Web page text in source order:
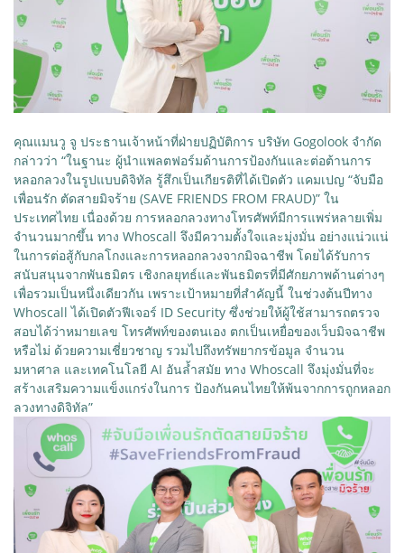
คุณแมนวู จู ประธานเจ้าหน้าที่ฝ่ายปฏิบัติการ บริษัท Gogolook จำกัด
กล่าวว่า “ในฐานะ ผู้นำแพลตฟอร์มด้านการป้องกันและต่อต้านการ
หลอกลวงในรูปแบบดิจิทัล รู้สึกเป็นเกียรติที่ได้เปิดตัว แคมเปญ “จับมือ
เพื่อนรัก ตัดสายมิจร้าย (SAVE FRIENDS FROM FRAUD)” ใน
ประเทศไทย เนื่องด้วย การหลอกลวงทางโทรศัพท์มีการแพร่หลายเพิ่ม
จำนวนมากขึ้น ทาง Whoscall จึงมีความตั้งใจและมุ่งมั่น อย่างแน่วแน่
ในการต่อสู้กับกลโกงและการหลอกลวงจากมิจฉาชีพ โดยได้รับการ
สนับสนุนจากพันธมิตร เชิงกลยุทธ์และพันธมิตรที่มีศักยภาพด้านต่างๆ
เพื่อรวมเป็นหนึ่งเดียวกัน เพราะเป้าหมายที่สำคัญนี้ ในช่วงต้นปีทาง
Whoscall ได้เปิดตัวฟีเจอร์ ID Security ซึ่งช่วยให้ผู้ใช้สามารถตรวจ
สอบได้ว่าหมายเลข โทรศัพท์ของตนเอง ตกเป็นเหยื่อของเว็บมิจฉาชีพ
หรือไม่ ด้วยความเชี่ยวชาญ รวมไปถึงทรัพยากรข้อมูล จำนวน
มหาศาล และเทคโนโลยี AI อันล้ำสมัย ทาง Whoscall จึงมุ่งมั่นที่จะ
สร้างเสริมความแข็งแกร่งในการ ป้องกันคนไทยให้พ้นจากการถูกหลอก
ลวงทางดิจิทัล”